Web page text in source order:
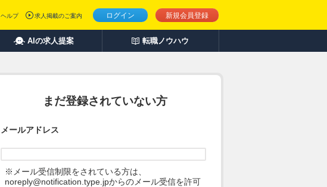
ログイン 新規会員登録
ヘルプ 求人掲載のご案内
AIの求人提案 転職ノウハウ
まだ登録されていない方
メールアドレス
※メール受信制限をされている方は、
noreply@notification.type.jpからのメール受信を許可